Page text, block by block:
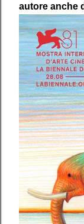
autore anche